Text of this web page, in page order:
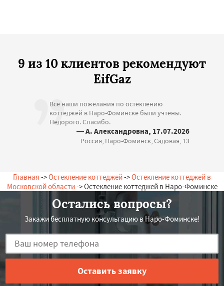
9 из 10 клиентов рекомендуют
EifGaz
Все наши пожелания по остеклению
коттеджей в Наро-Фоминске были учтены.
Недорого. Спасибо.
— А. Александровна, 17.07.2026
Россия, Наро-Фоминск, Садовая, 13
Главная ->Остекление коттеджей->Остекление коттеджей в
Московской области-> Остекление коттеджей в Наро-Фоминске
Остались вопросы?
Закажи бесплатную консультацию в Наро-Фоминске!